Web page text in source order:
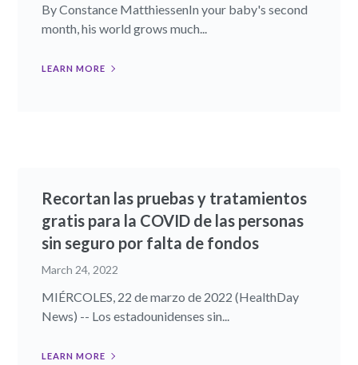
By Constance MatthiessenIn your baby's second
month, his world grows much...
LEARN MORE
Recortan las pruebas y tratamientos
gratis para la COVID de las personas
sin seguro por falta de fondos
March 24, 2022
MIÉRCOLES, 22 de marzo de 2022 (HealthDay
News) -- Los estadounidenses sin...
LEARN MORE